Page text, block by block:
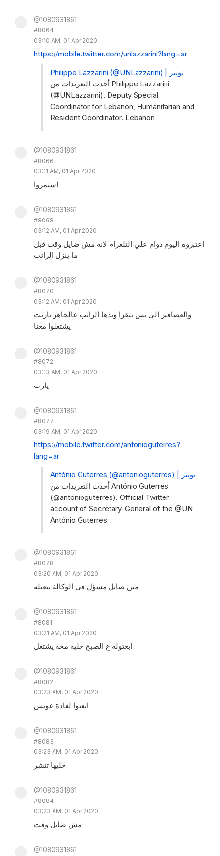
@1080931861
#8064
03:10 AM, 01 Apr 2020
https://mobile.twitter.com/unlazzarini?lang=ar
Philippe Lazzarini (@UNLazzarini) | تويتر
أحدث التغريدات من Philippe Lazzarini
(@UNLazzarini). Deputy Special
Coordinator for Lebanon, Humanitarian and
Resident Coordinator. Lebanon
@1080931861
#8066
03:11 AM, 01 Apr 2020
استمروا
@1080931861
#8068
03:12 AM, 01 Apr 2020
اعتبروه اليوم دوام علي التلغرام لانه مش ضايل وقت قبل
ما ينزل الراتب
@1080931861
#8070
03:12 AM, 01 Apr 2020
والعصافير الي بس بتقرا وبدها الراتب عالحاهز ياريت
يشتغلوا معنا
@1080931861
#8072
03:13 AM, 01 Apr 2020
يارب
@1080931861
#8077
03:19 AM, 01 Apr 2020
https://mobile.twitter.com/antonioguterres?
lang=ar
António Guterres (@antonioguterres) | تويتر
أحدث التغريدات من António Guterres
(@antonioguterres). Official Twitter
account of Secretary-General of the @UN
António Guterres
@1080931861
#8078
03:20 AM, 01 Apr 2020
مين ضايل مسؤل في الوكالة نبعتله
@1080931861
#8081
03:21 AM, 01 Apr 2020
ابعتوله ع الصبح خليه مخه يشتغل
@1080931861
#8082
03:23 AM, 01 Apr 2020
ابعتوا لغادة عويس
@1080931861
#8083
03:23 AM, 01 Apr 2020
خليها تنشر
@1080931861
#8084
03:23 AM, 01 Apr 2020
مش ضايل وقت
@1080931861